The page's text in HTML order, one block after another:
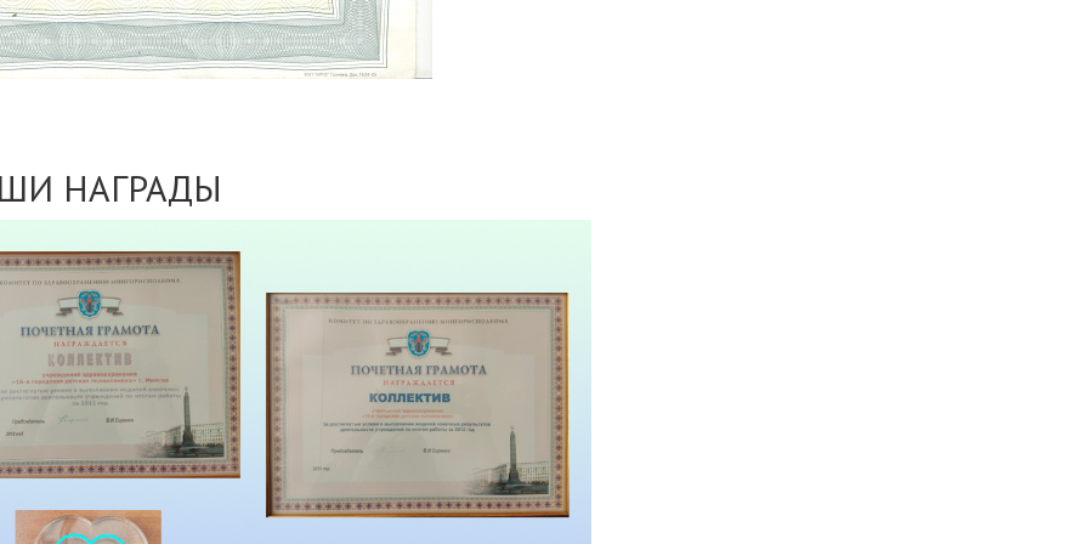
НАГРАДЫ